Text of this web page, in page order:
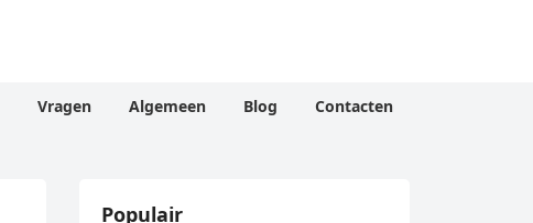
Vragen Algemeen Blog Contacten
Populair